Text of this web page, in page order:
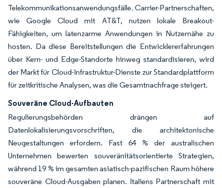
Telekommunikationsanwendungsfälle. Carrier-Partnerschaften,
wie Google Cloud mit AT&T, nutzen lokale Breakout-
Fähigkeiten, um latenzarme Anwendungen in Nutzernähe zu
hosten. Da diese Bereitstellungen die Entwicklererfahrungen
über Kern- und Edge-Standorte hinweg standardisieren, wird
der Markt für Cloud-Infrastruktur-Dienste zur Standardplattform
für zeitkritische Analysen, was die Gesamtnachfrage steigert.
Souveräne Cloud-Aufbauten
Regulierungsbehörden drängen auf
Datenlokalisierungsvorschriften, die architektonische
Neugestaltungen erfordern. Fast 64 % der australischen
Unternehmen bewerten souveränitätsorientierte Strategien,
während 19 % im gesamten asiatisch-pazifischen Raum höhere
souveräne Cloud-Ausgaben planen. Italiens Partnerschaft mit